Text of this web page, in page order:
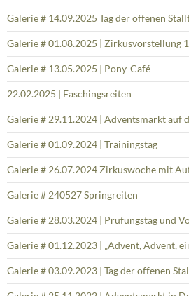
Galerie # 14.09.2025 Tag der offenen
Galerie # 01.08.2025 | Zirkusvorstellung
Galerie # 13.05.2025 | Pony-Café
22.02.2025 | Faschingsreiten
Galerie # 29.11.2024 | Adventsmarkt auf
Galerie # 01.09.2024 | Trainingstag
Galerie # 26.07.2024 Zirkuswoche mit
Galerie # 240527 Springreiten
Galerie # 28.03.2024 | Prüfungstag und
Galerie # 01.12.2023 | „Advent, Advent,
Galerie # 03.09.2023 | Tag der offenen